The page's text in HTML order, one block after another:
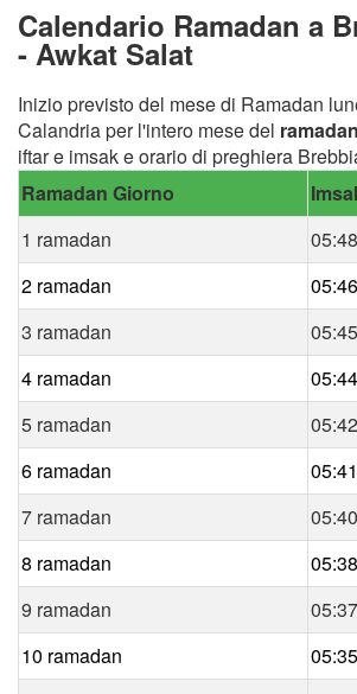
Calendario Ramadan a
- Awkat Salat
Inizio previsto del mese di Ramadan
Calandria per l'intero mese del
iftar e imsak e orario di preghiera
Ramadan Giorno
1 ramadan
05:48
2 ramadan
05:46
3 ramadan
05:45
4 ramadan
05:44
5 ramadan
05:42
6 ramadan
05:41
7 ramadan
05:40
8 ramadan
05:38
9 ramadan
05:37
10 ramadan
05:35